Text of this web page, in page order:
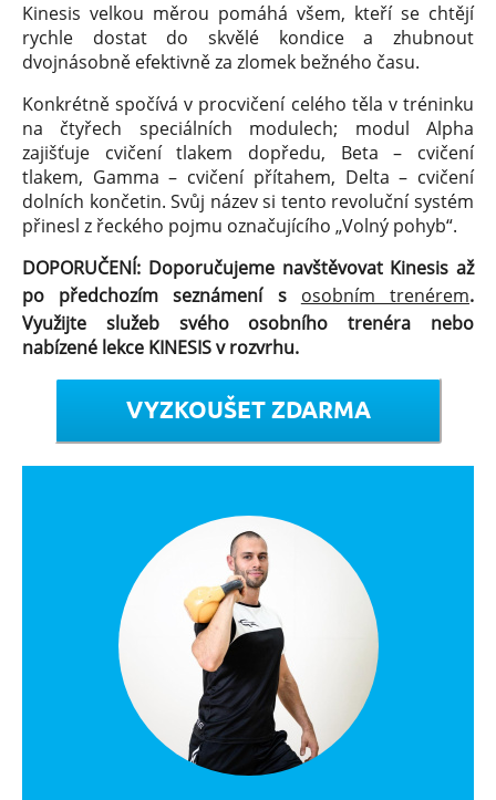
Kinesis velkou měrou pomáhá všem, kteří se chtějí
rychle dostat do skvělé kondice a zhubnout
dvojnásobně efektivně za zlomek bežného času.
Konkrétně spočívá v procvičení celého těla v tréninku
na čtyřech speciálních modulech; modul Alpha
zajišťuje cvičení tlakem dopředu, Beta – cvičení
tlakem, Gamma – cvičení přítahem, Delta – cvičení
dolních končetin. Svůj název si tento revoluční systém
přinesl z řeckého pojmu označujícího „Volný pohyb“.
DOPORUČENÍ: Doporučujeme navštěvovat Kinesis až
po předchozím seznámení s osobním trenérem.
Využijte služeb svého osobního trenéra nebo
nabízené lekce KINESIS v rozvrhu.
VYZKOUŠET ZDARMA